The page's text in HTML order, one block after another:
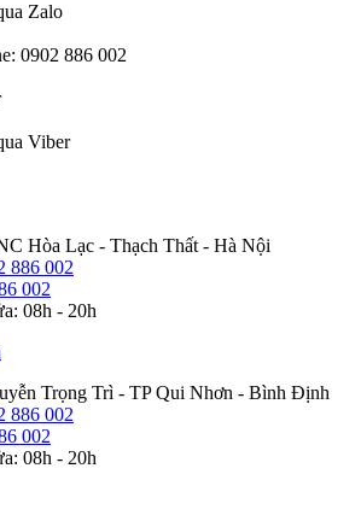
Zalo
0902 886 002
Viber
Hòa Lạc - Thạch Thất - Hà Nội
886 002
002
: 08h - 20h
Trọng Trì - TP Qui Nhơn - Bình Định
886 002
002
: 08h - 20h